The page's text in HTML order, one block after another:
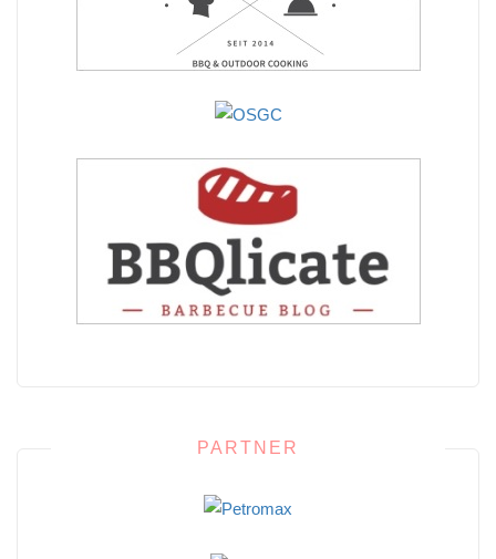
PARTNER